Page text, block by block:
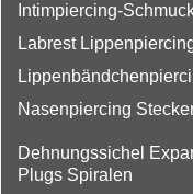
Intimpiercing-
Labrest
Nasenpiercing
Dehnungssichel
Plugs Spiralen